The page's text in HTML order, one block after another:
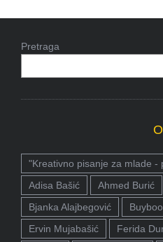
Pretraga
"Kreativno pisanje za mlade -
Adisa Bašić
Ahmed Burić
Bjanka Alajbegović
Ervin Mujabašić
Ferida